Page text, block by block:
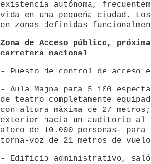
existencia autónoma,
vida en una pequeña ciudad.
en zonas definidas
Zona de Acceso público,
carretera nacional
- Puesto de control de acceso
- Aula Magna para 5.100
de teatro completamente
con altura máxima de 27
exterior hacia un auditorio al
aforo de 10.000 personas-
torna-voz de 21 metros de
- Edificio administrativo,